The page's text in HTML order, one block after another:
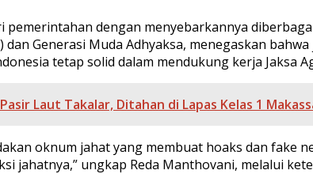
dengan menyebarkannya
Generasi Muda Adhyaksa, menegaskan
tetap solid dalam mendukung kerja Jaksa
Laut Takalar, Ditahan di Lapas Kelas 1
oknum jahat yang membuat hoaks dan
ungkap Reda Manthovani, melalui